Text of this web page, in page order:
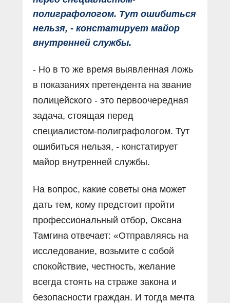
полиграфологом. Тут ошибиться
нельзя, - констатирует майор
внутренней службы.
- Но в то же время выявленная ложь
в показаниях претендента на звание
полицейского - это первоочередная
задача, стоящая перед
специалистом-полиграфологом. Тут
ошибиться нельзя, - констатирует
майор внутренней службы.
На вопрос, какие советы она может
дать тем, кому предстоит пройти
профессиональный отбор, Оксана
Тамгина отвечает: «Отправляясь на
исследование, возьмите с собой
спокойствие, честность, желание
всегда стоять на страже закона и
безопасности граждан. И тогда мечта